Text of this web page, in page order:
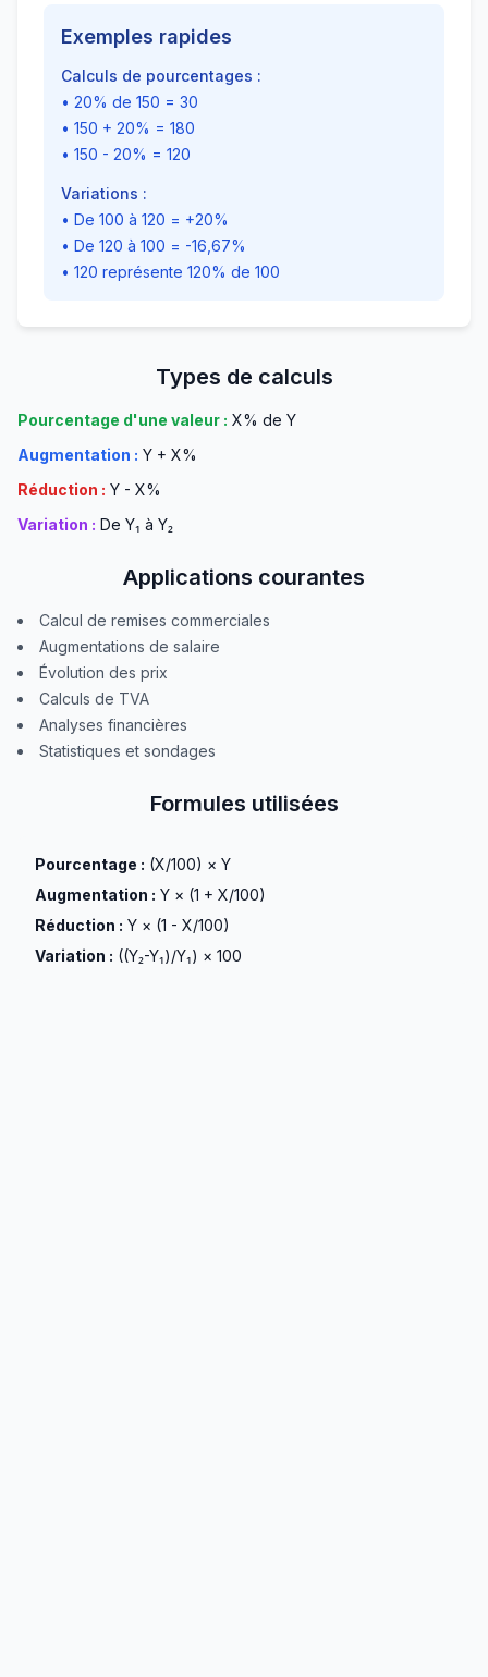
Exemples rapides
Calculs de pourcentages :
• 20% de 150 = 30
• 150 + 20% = 180
• 150 - 20% = 120
Variations :
• De 100 à 120 = +20%
• De 120 à 100 = -16,67%
• 120 représente 120% de 100
Types de calculs
Pourcentage d'une valeur : X% de Y
Augmentation : Y + X%
Réduction : Y - X%
Variation : De Y₁ à Y₂
Applications courantes
Calcul de remises commerciales
Augmentations de salaire
Évolution des prix
Calculs de TVA
Analyses financières
Statistiques et sondages
Formules utilisées
Pourcentage : (X/100) × Y
Augmentation : Y × (1 + X/100)
Réduction : Y × (1 - X/100)
Variation : ((Y₂-Y₁)/Y₁) × 100